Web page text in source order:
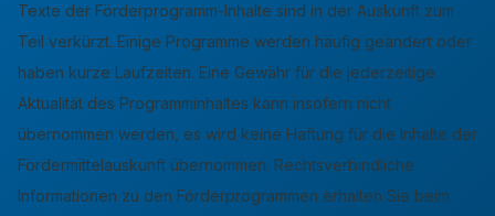
Texte der Förderprogramm-Inhalte sind in der Auskunft zum
Teil verkürzt. Einige Programme werden häufig geändert oder
haben kurze Laufzeiten. Eine Gewähr für die jederzeitige
Aktualität des Programminhaltes kann insofern nicht
übernommen werden, es wird keine Haftung für die Inhalte der
Fördermittelauskunft übernommen. Rechtsverbindliche
Informationen zu den Förderprogrammen erhalten Sie beim